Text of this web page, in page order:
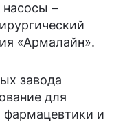
–
«Армалайн».
завода
для
и